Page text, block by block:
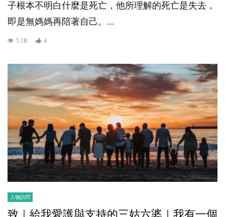
子根本不明白什麼是死亡，他所理解的死亡是失去，
即是無媽媽再陪著自己。...
5.1K 4
人物訪問
致｜給我愛護與支持的三姑六婆｜我有一個